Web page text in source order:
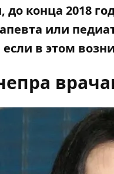
конца 2018
или
в этом